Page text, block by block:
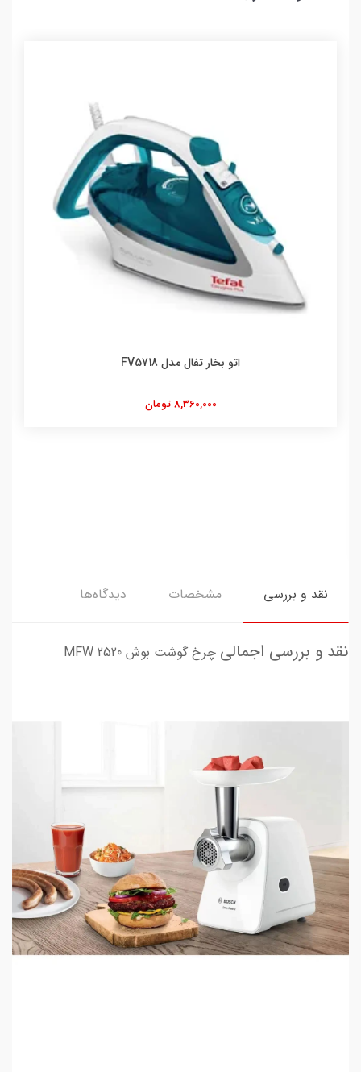
اتو بخار تفال مدل FV5718
8,360,000 تومان
نقد و بررسی مشخصات دیدگاه‌ها
نقد و بررسی اجمالی چرخ گوشت بوش MFW 2520